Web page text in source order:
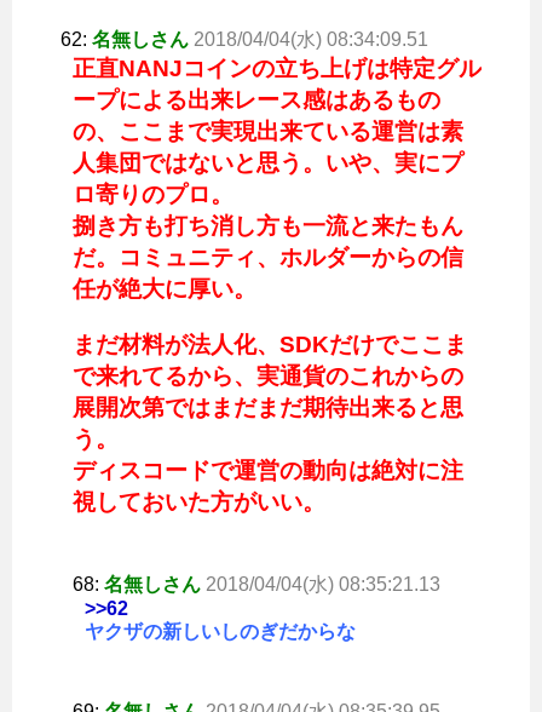
62: 名無しさん 2018/04/04(水) 08:34:09.51
正直NANJコインの立ち上げは特定グル
ープによる出来レース感はあるもの
の、ここまで実現出来ている運営は素
人集団ではないと思う。いや、実にプ
ロ寄りのプロ。
捌き方も打ち消し方も一流と来たもん
だ。コミュニティ、ホルダーからの信
任が絶大に厚い。
まだ材料が法人化、SDKだけでここま
で来れてるから、実通貨のこれからの
展開次第ではまだまだ期待出来ると思
う。
ディスコードで運営の動向は絶対に注
視しておいた方がいい。
68: 名無しさん 2018/04/04(水) 08:35:21.13
>>62
ヤクザの新しいしのぎだからな